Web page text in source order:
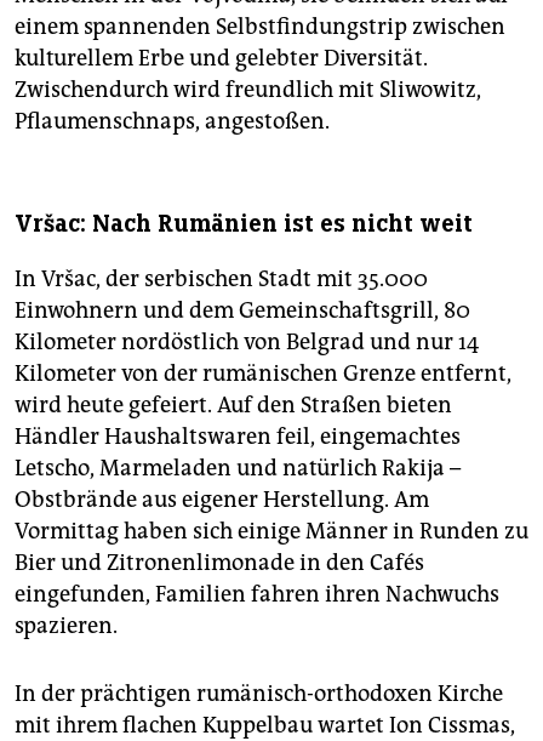
einem spannenden Selbstfindungstrip zwischen
kulturellem Erbe und gelebter Diversität.
Zwischendurch wird freundlich mit Sliwowitz,
Pflaumenschnaps, angestoßen.
Vršac: Nach Rumänien ist es nicht weit
In Vršac, der serbischen Stadt mit 35.000
Einwohnern und dem Gemeinschaftsgrill, 80
Kilometer nordöstlich von Belgrad und nur 14
Kilometer von der rumänischen Grenze entfernt,
wird heute gefeiert. Auf den Straßen bieten
Händler Haushaltswaren feil, eingemachtes
Letscho, Marmeladen und natürlich Rakija –
Obstbrände aus eigener Herstellung. Am
Vormittag haben sich einige Männer in Runden zu
Bier und Zitronenlimonade in den Cafés
eingefunden, Familien fahren ihren Nachwuchs
spazieren.
In der prächtigen rumänisch-orthodoxen Kirche
mit ihrem flachen Kuppelbau wartet Ion Cissmas,